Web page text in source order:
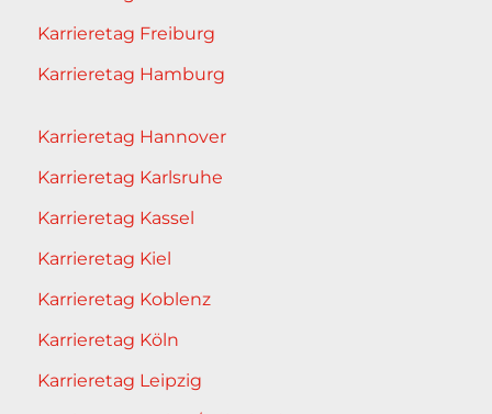
Karrieretag Freiburg
Karrieretag Hamburg
Karrieretag Hannover
Karrieretag Karlsruhe
Karrieretag Kassel
Karrieretag Kiel
Karrieretag Koblenz
Karrieretag Köln
Karrieretag Leipzig